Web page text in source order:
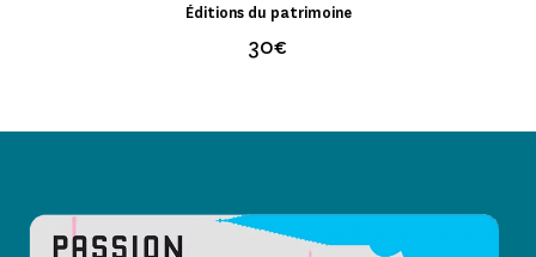
Éditions du patrimoine
30€